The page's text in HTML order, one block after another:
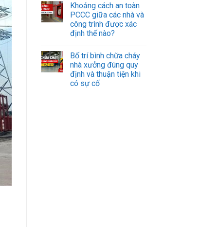
Khoảng cách an toàn
PCCC giữa các nhà và
công trình được xác
định thế nào?
Bố trí bình chữa cháy
nhà xưởng đúng quy
định và thuận tiện khi
có sự cố